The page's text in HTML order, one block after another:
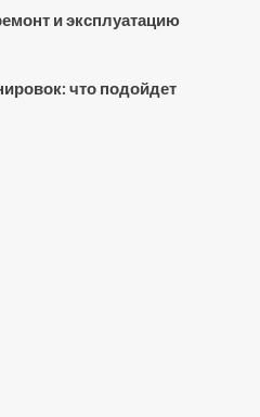
и эксплуатацию
что подойдет